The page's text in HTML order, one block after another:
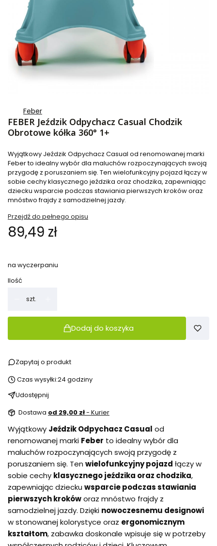
Feber
FEBER Jeździk Odpychacz Casual Chodzik
Obrotowe kółka 360° 1+
Wyjątkowy Jeździk Odpychacz Casual od renomowanej marki
Feber to idealny wybór dla maluchów rozpoczynających swoją
przygodę z poruszaniem się. Ten wielofunkcyjny pojazd łączy w
sobie cechy klasycznego jeździka oraz chodzika, zapewniając
dziecku wsparcie podczas stawiania pierwszych kroków oraz
mnóstwo frajdy z samodzielnej jazdy.
Przejdź do pełnego opisu
Cena
89,49 zł
na wyczerpaniu
Ilość
szt.
Dodaj do koszyka
Zapytaj o produkt
Czas wysyłki:24 godziny
Udostępnij
Dostawa od 29,00 zł- Kurier
Wyjątkowy Jeździk Odpychacz Casual od
renomowanej marki Feber to idealny wybór dla
maluchów rozpoczynających swoją przygodę z
poruszaniem się. Ten wielofunkcyjny pojazd łączy w
sobie cechy klasycznego jeździka oraz chodzika,
zapewniając dziecku wsparcie podczas stawiania
pierwszych krokóworaz mnóstwo frajdy z
samodzielnej jazdy. Dzięki nowoczesnemu designowi
w stonowanej kolorystyce oraz ergonomicznym
kształtom, zabawka doskonale wpisuje się w potrzeby